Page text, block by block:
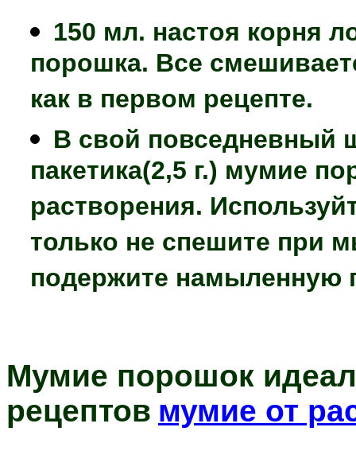
150 мл. настоя корня
порошка. Все
как в первом рецепте.
В свой повседневный
пакетика(2,5 г.) мумие
растворения.
только не спешите при
подержите намыленную
Мумие порошок
рецептов мумие от